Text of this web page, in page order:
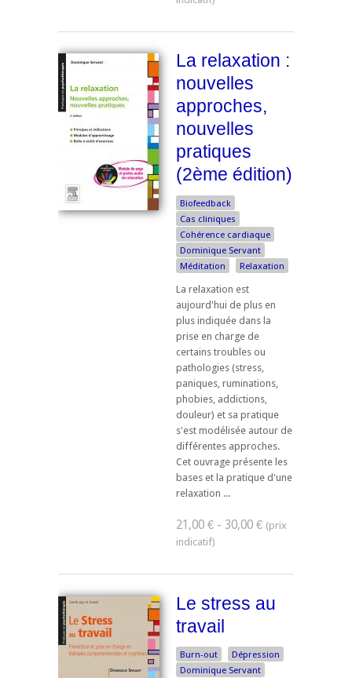
La relaxation :
nouvelles
approches,
nouvelles
pratiques
(2ème édition)
Biofeedback
Cas cliniques
Cohérence cardiaque
Dominique Servant
Méditation
Relaxation
La relaxation est
aujourd'hui de plus en
plus indiquée dans la
prise en charge de
certains troubles ou
pathologies (stress,
paniques, ruminations,
phobies, addictions,
douleur) et sa pratique
s'est modélisée autour de
différentes approches.
Cet ouvrage présente les
bases et la pratique d'une
relaxation ...
21,00 € - 30,00 €
Le stress au
travail
Burn-out
Dépression
Dominique Servant